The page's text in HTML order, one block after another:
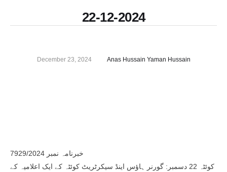
22-12-2024
December 23, 2024 Anas Hussain Yaman Hussain
خبرنامہ نمبر 7929/2024
کوئٹہ 22 دسمبر: گورنر ہاؤس اینڈ سیکرٹریٹ کوئٹہ کے ایک اعلامیہ کے